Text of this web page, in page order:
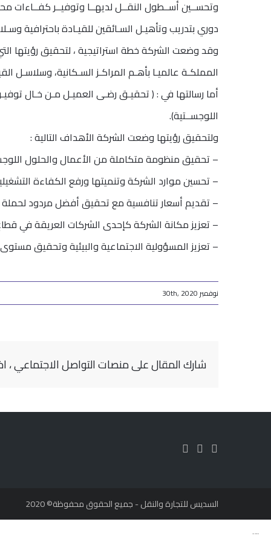
وتحســين أســطول النقــل لديهــا وتوفيــر كفــاءات
دوري بتدريب وتأهيـل السـائقين للقيـادة باحترافية
المملكـة عالميـا بأهـم المراكـز السـكانية، وسلاسـل
أما رسالتها في : ( تحقيـق رضـى العميـل مـن خـال
اللوجســتية).
ولتحقيق رؤيتها وضعت الشركة الأهداف التالية :
– تحقيق منظومة متكاملة من الأعمال والحلول
– تحسين موارد الشركة وتنميتها ورفع الكفاءة
– تقديم أسعار تنافسية مع تحقيق أفضل مردود
– تعزيز مكانة الشركة كإحدى الشركات العريقة في
– تعزيز المسؤولية الاجتماعية والبيئية وتحقيق
نوفمبر 30th, 2020
شارك المقال على منصات التواصل الاجتماعي ،
السديس للتجارة والنقل - جميع الحقوق محفوظة© 2020